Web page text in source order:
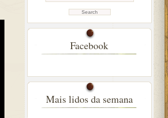
Facebook
Mais lidos da semana